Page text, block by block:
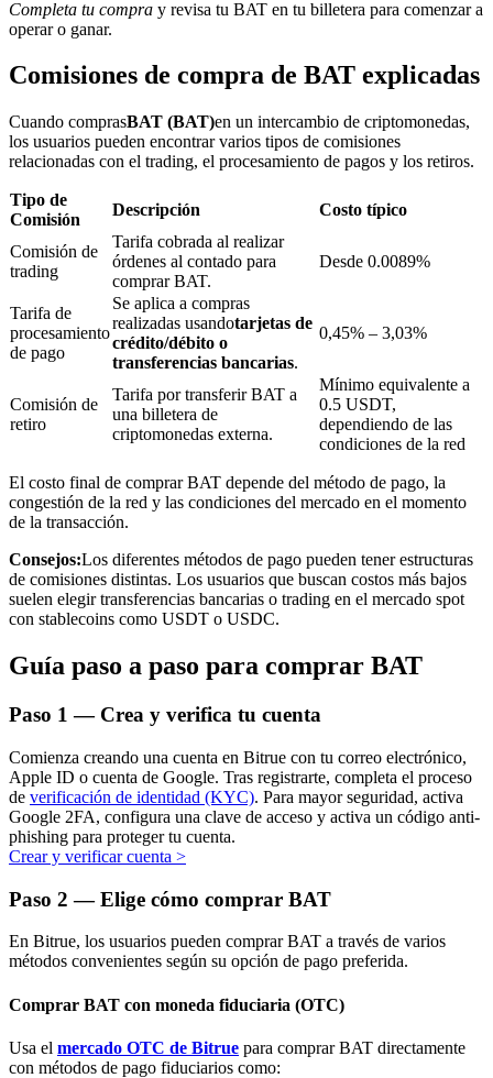
Bloqueos BTR
Inversiones exclusivas para titulares de BTR
Préstamos
Servicio de préstamos respaldado por criptomonedas
Inversión automática
Obtenga más información sobre cómo obtener ingresos pasivos
Bitrue
AI
Completa tu compra y revisa tu BAT en tu billetera para comenzar a
operar o ganar.
Comisiones de compra de BAT explicadas
Cuando comprasBAT (BAT)en un intercambio de criptomonedas,
los usuarios pueden encontrar varios tipos de comisiones
relacionadas con el trading, el procesamiento de pagos y los retiros.
Tipo de
Comisión
Descripción Costo típico
Comisión de
trading
Tarifa cobrada al realizar
órdenes al contado para
comprar BAT.
Desde 0.0089%
Tarifa de
procesamiento
de pago
Se aplica a compras
realizadas usandotarjetas de
crédito/débito o
transferencias bancarias.
0,45% – 3,03%
Comisión de
retiro
Tarifa por transferir BAT a
una billetera de
criptomonedas externa.
Mínimo equivalente a
0.5 USDT,
dependiendo de las
condiciones de la red
El costo final de comprar BAT depende del método de pago, la
congestión de la red y las condiciones del mercado en el momento
de la transacción.
Consejos:Los diferentes métodos de pago pueden tener estructuras
de comisiones distintas. Los usuarios que buscan costos más bajos
suelen elegir transferencias bancarias o trading en el mercado spot
con stablecoins como USDT o USDC.
Guía paso a paso para comprar BAT
Paso 1 — Crea y verifica tu cuenta
Comienza creando una cuenta en Bitrue con tu correo electrónico,
Apple ID o cuenta de Google. Tras registrarte, completa el proceso
de verificación de identidad (KYC). Para mayor seguridad, activa
Google 2FA, configura una clave de acceso y activa un código anti-
phishing para proteger tu cuenta.
Crear y verificar cuenta >
Paso 2 — Elige cómo comprar BAT
En Bitrue, los usuarios pueden comprar BAT a través de varios
métodos convenientes según su opción de pago preferida.
Comprar BAT con moneda fiduciaria (OTC)
Usa el mercado OTC de Bitrue para comprar BAT directamente
con métodos de pago fiduciarios como: